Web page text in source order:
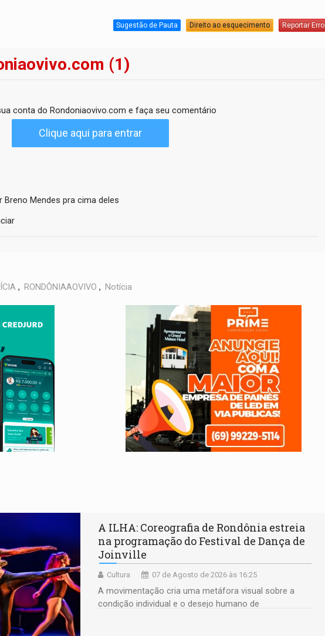
Sugestão de Pauta Direito ao esquecimento Reportar Erro
(1)
conta do Rondoniaovivo.com e faça seu comentário
Clique aqui para entrar
Breno Mendes pra cima deles
, RONDÔNIAAOVIVO , Notícia
A ILHA: Coreografia de Rondônia estreia
na programação do Festival de Dança de
Joinville
Cultura 07 de Agosto de 2026 às 16:25
A movimentação cria uma metáfora visual sobre a
condição individual e o desejo humano de